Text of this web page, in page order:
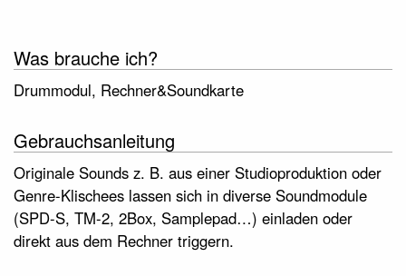
Was brauche ich?
Drummodul, Rechner&Soundkarte
Gebrauchsanleitung
Originale Sounds z. B. aus einer Studioproduktion oder
Genre-Klischees lassen sich in diverse Soundmodule
(SPD-S, TM-2, 2Box, Samplepad…) einladen oder
direkt aus dem Rechner triggern.